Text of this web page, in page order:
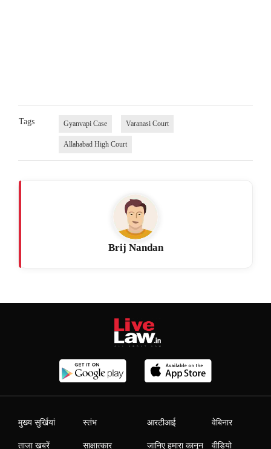
Tags Gyanvapi Case Varanasi Court
Allahabad High Court
Brij Nandan
मुख्य सुर्खियां
ताजा खबरें
स्तंभ
साक्षात्कार
आरटीआई
जानिए हमारा कानून
वेबिनार
वीडियो